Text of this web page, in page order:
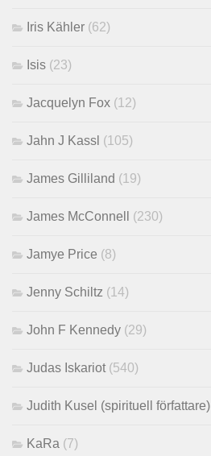
Iris Kähler (62)
Isis (23)
Jacquelyn Fox (12)
Jahn J Kassl (105)
James Gilliland (19)
James McConnell (230)
Jamye Price (8)
Jenny Schiltz (14)
John F Kennedy (29)
Judas Iskariot(540)
Judith Kusel (spirituell författare)
KaRa (7)